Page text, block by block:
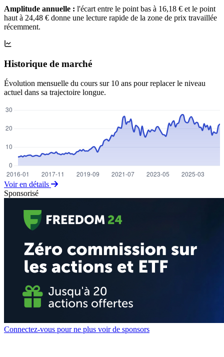
Amplitude annuelle : l'écart entre le point bas à 16,18 € et le point
haut à 24,48 € donne une lecture rapide de la zone de prix travaillée
récemment.
Historique de marché
Évolution mensuelle du cours sur 10 ans pour replacer le niveau
actuel dans sa trajectoire longue.
Voir en détails
Sponsorisé
Connectez-vous pour ne plus voir de sponsors